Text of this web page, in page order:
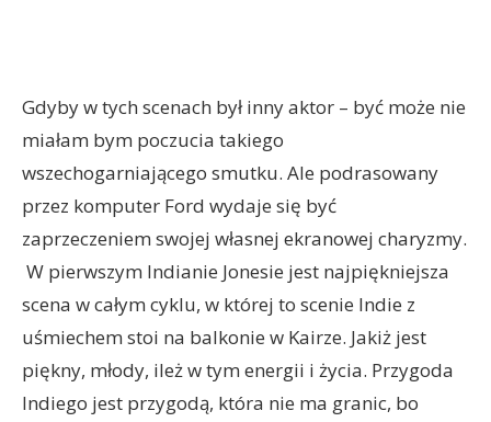
Gdyby w tych scenach był inny aktor – być może nie
miałam bym poczucia takiego
wszechogarniającego smutku. Ale podrasowany
przez komputer Ford wydaje się być
zaprzeczeniem swojej własnej ekranowej charyzmy.
W pierwszym Indianie Jonesie jest najpiękniejsza
scena w całym cyklu, w której to scenie Indie z
uśmiechem stoi na balkonie w Kairze. Jakiż jest
piękny, młody, ileż w tym energii i życia. Przygoda
Indiego jest przygodą, która nie ma granic, bo